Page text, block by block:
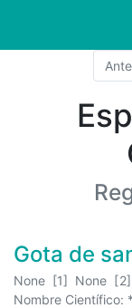
Gota de
None [1] None
Nombre Científico: